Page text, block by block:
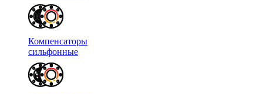
Компенсаторы
сильфонные